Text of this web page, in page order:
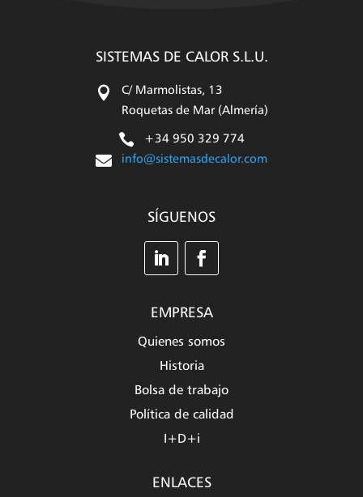
SISTEMAS DE CALOR S.L.U.

C/ Marmolistas, 13
Roquetas de Mar (Almería)
 +34 950 329 774
 info@sistemasdecalor.com
SÍGUENOS
EMPRESA
Quienes somos
Historia
Bolsa de trabajo
Política de calidad
I+D+i
ENLACES